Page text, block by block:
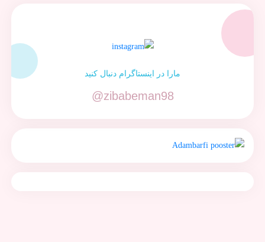
مارا در اینستاگرام دنبال کنید
@zibabeman98